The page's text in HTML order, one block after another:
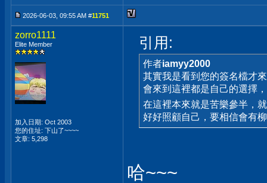
2026-06-03, 09:55 AM #11751
zorro1111
Elite Member
加入日期: Oct 2003
您的住址: 下山了~~~~
文章: 5,298
引用:
作者iamyy2000
其實我是看到您的簽名檔才
會來到這裡都是自己的選擇
在這裡本來就是苦樂參半，
好好照顧自己，要相信會有
哈~~~